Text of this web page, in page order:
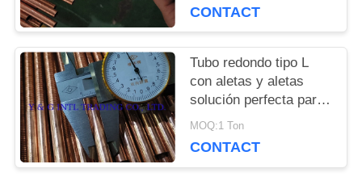
DEL
SITIO
PRIVACY
POLICY
CONTACT
Tubo redondo tipo L
con aletas y aletas
solución perfecta para
la transferencia de
MOQ:1 Ton
CONTACT